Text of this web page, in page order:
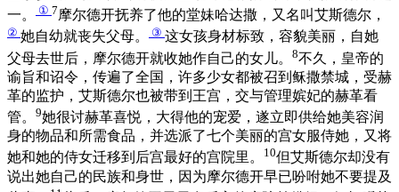
一。
① 7 摩尔德开抚养了他的堂妹哈达撒，又名叫艾斯德尔，
② 她自幼就丧失父母。 ③ 这女孩身材标致，容貌美丽，自她
父母去世后，摩尔德开就收她作自己的女儿。 8不久，皇帝的
谕旨和诏令，传遍了全国，许多少女都被召到稣撒禁城，受赫
革的监护，艾斯德尔也被带到王宫，交与管理嫔妃的赫革看
管。 9她很讨赫革喜悦，大得他的宠爱，遂立即供给她美容润
身的物品和所需食品，并选派了七个美丽的宫女服侍她，又将
她和她的侍女迁移到后宫最好的宫院里。
10但艾斯德尔却没有
说出她自己的民族和身世，因为摩尔德开早已吩咐她不要提及